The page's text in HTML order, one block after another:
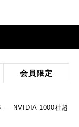
会員限定
― NVIDIA 1000社超